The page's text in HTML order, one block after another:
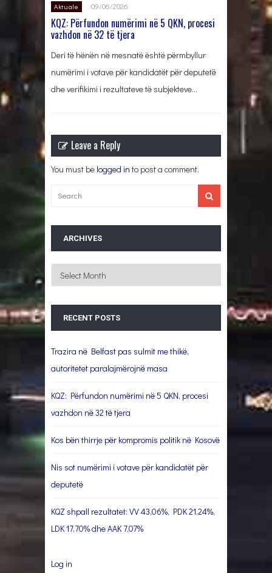
Aktuale 09/06/2026
KQZ: Përfundon numërimi në 5 QKN, procesi
vazhdon në 32 të tjera
Deri të hënën në mesnatë është përmbyllur
numërimi i votave për kandidatët për deputetë
dhe verifikimi i rezultateve të subjekteve…
Leave a Reply
You must be logged in to post a comment.
ARCHIVES
Archives
RECENT POSTS
Trazira në Belfast pas sulmit me thikë,
autoritetet paralajmërojnë masa
KQZ: Përfundon numërimi në 5 QKN, procesi
vazhdon në 32 të tjera
Kos bën thirrje për kompromis politik në Kosovë
Nis sot numërimi i votave për kandidatët për
deputetë
KQZ shpall rezultatet: VV 43,06%, PDK 21,24%,
LDK 17,70% dhe AAK 7,07%
Log in